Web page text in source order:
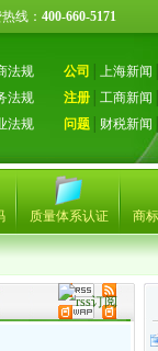
线： 400-660-5171
法规
法规
法规
公司 上海新闻
注册
工商新闻
问题
财税新闻
质量体系认证 商